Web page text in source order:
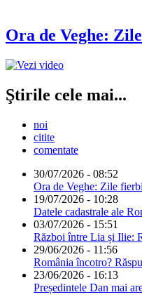
Ora de Veghe:
Ştirile cele mai...
noi
citite
comentate
30/07/2026 - 08:52
Ora de Veghe: Zile
19/07/2026 - 10:28
Datele cadastrale ale
03/07/2026 - 15:51
Război între Lia și Ilie:
29/06/2026 - 11:56
România încotro?
23/06/2026 - 16:13
Președintele Dan mai